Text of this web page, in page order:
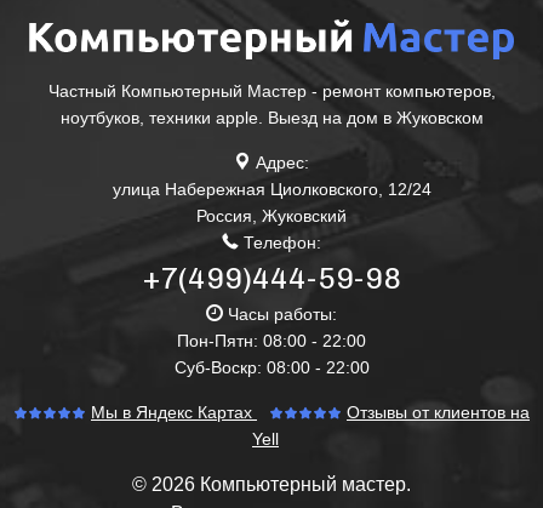
Частный Компьютерный Мастер - ремонт компьютеров,
ноутбуков, техники apple. Выезд на дом в Жуковском
Адрес:
улица Набережная Циолковского, 12/24
Россия, Жуковский
Телефон:
+7(499)444-59-98
Часы работы:
Пон-Пятн: 08:00 - 22:00
Суб-Воскр: 08:00 - 22:00
Мы в Яндекс Картах
Отзывы от клиентов на
Yell
© 2026 Компьютерный мастер.